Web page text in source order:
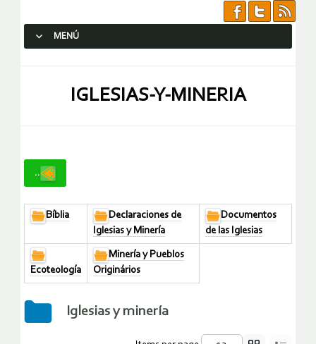
MENÚ
IGLESIAS-Y-MINERIA
..
Bíblia
Declaraciones de
Iglesias y Minería
Documentos
de las Iglesias
Ecoteología
Minería y Pueblos
Originários
Iglesias y minería